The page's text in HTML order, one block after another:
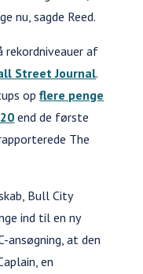
nu, sagde Reed.
af
Street Journal.
opflere penge
end de første
The
Bull City
ind til en ny
ansøgning, at den
en